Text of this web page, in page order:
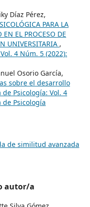
Díaz Pérez,
PARA LA
EL PROCESO DE
UNIVERSITARIA ,
4 Núm. 5 (2022):
Osorio García,
sobre el desarrollo
de Psicología: Vol. 4
de Psicología
de similitud avanzada
autor/a